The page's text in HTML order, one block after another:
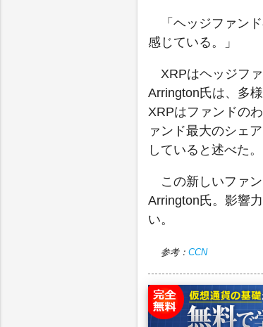
「ヘッジファン
感じている。」
XRPはヘッジフ
Arrington氏は、多
XRPはファンドの
ァンド最大のシェ
していると述べた。
この新しいファ
Arrington氏。影響
い。
参考： CCN